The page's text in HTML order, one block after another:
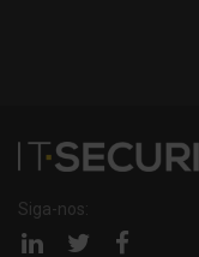
Siga-nos:
Página Página